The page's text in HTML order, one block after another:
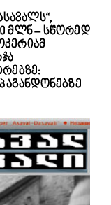
მლნ – სწორედ